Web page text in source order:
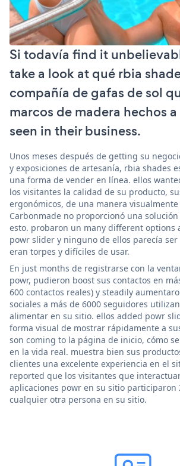
Si todavía find it
take a look at qué rbia
compañía de gafas de sol
marcos de madera hechos
seen in their business.
Unos meses después de getting su
y exposiciones de artesanía, rbia shades
una forma de vender en línea. ellos
los visitantes la calidad de su producto,
ergonómicos, de una manera
Carbonmade no proporcionó una
esto. probaron un many different options
powr slider y ninguno de ellos parecía
eran torpes y difíciles de usar.
En just months de registrarse con la
powr, pudieron boost sus contactos en
600 contactos reales) y steadily
sociales a más de 6000 seguidores
alimentar en su sitio. ellos added powr
forma visual de mostrar rápidamente a
son coming to la página de inicio, cómo
en la vida real. muestra bien sus
clientes una excelente experiencia en el
reported que los visitantes que
aplicaciones powr en su sitio participaron
cualquier otra persona en su sitio.